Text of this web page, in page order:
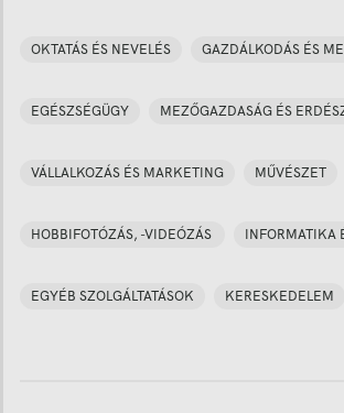
OKTATÁS ÉS NEVELÉS GAZDÁLKODÁS ÉS
EGÉSZSÉGÜGY MEZŐGAZDASÁG ÉS
VÁLLALKOZÁS ÉS MARKETING MŰVÉSZET
HOBBIFOTÓZÁS, -VIDEÓZÁS INFORMATIKA
EGYÉB SZOLGÁLTATÁSOK KERESKEDELEM